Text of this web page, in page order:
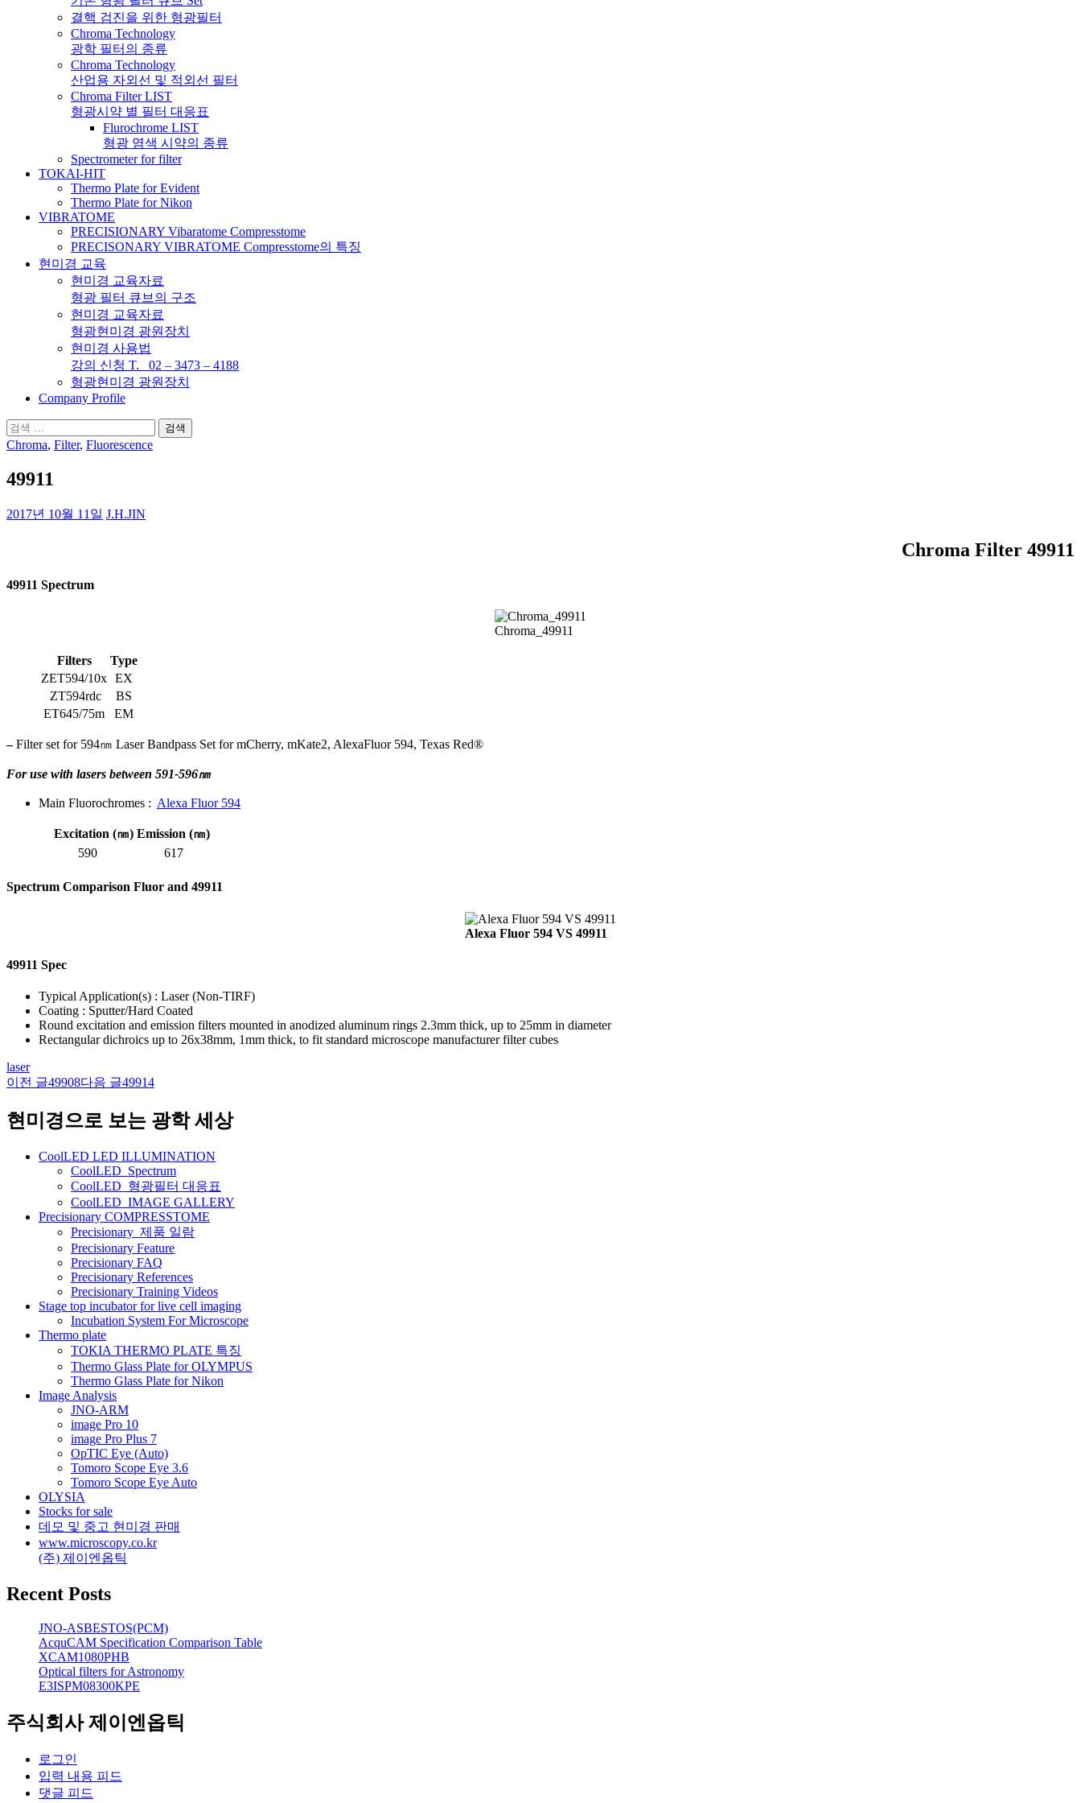
결핵 검진을 위한 형광필터
Chroma Technology
광학 필터의 종류
Chroma Technology
산업용 자외선 및 적외선 필터
Chroma Filter LIST
형광시약 별 필터 대응표
Flurochrome LIST
형광 염색 시약의 종류
Spectrometer for filter
TOKAI-HIT
Thermo Plate for Evident
Thermo Plate for Nikon
VIBRATOME
PRECISIONARY Vibaratome Compresstome
PRECISONARY VIBRATOME Compresstome의 특징
현미경 교육
현미경 교육자료
형광 필터 큐브의 구조
현미경 교육자료
형광현미경 광원장치
현미경 사용법
강의 신청 T. 02 – 3473 – 4188
형광현미경 광원장치
Company Profile
검
색:
Chroma, Filter, Fluorescence
49911
2017년 10월 11일 J.H.JIN
Chroma Filter 49911
49911 Spectrum
Chroma_49911
Filters
Type
ZET594/10x EX
ZT594rdc
BS
ET645/75m
EM
–Filter set for 594㎚ Laser Bandpass Set for mCherry, mKate2, AlexaFluor 594, Texas Red®
For use with lasers between 591-596㎚
Main Fluorochromes : Alexa Fluor 594
Excitation (㎚) Emission (㎚)
590
617
Spectrum Comparison Fluor and 49911
Alexa Fluor 594 VS 49911
49911 Spec
Typical Application(s) : Laser (Non-TIRF)
Coating : Sputter/Hard Coated
Round excitation and emission filters mounted in anodized aluminum rings 2.3mm thick, up to 25mm in diameter
Rectangular dichroics up to 26x38mm, 1mm thick, to fit standard microscope manufacturer filter cubes
laser
글
네
이전 글49908다음 글49914
현미경으로 보는 광학 세상
CoolLED LED ILLUMINATION
CoolLED_Spectrum
CoolLED_형광필터 대응표
CoolLED_IMAGE GALLERY
Precisionary COMPRESSTOME
Precisionary_제품 일람
Precisionary Feature
Precisionary FAQ
Precisionary References
Precisionary Training Videos
Stage top incubator for live cell imaging
Incubation System For Microscope
Thermo plate
TOKIA THERMO PLATE 특징
Thermo Glass Plate for OLYMPUS
Thermo Glass Plate for Nikon
Image Analysis
JNO-ARM
image Pro 10
image Pro Plus 7
OpTIC Eye (Auto)
Tomoro Scope Eye 3.6
Tomoro Scope Eye Auto
OLYSIA
Stocks for sale
데모 및 중고 현미경 판매
www.microscopy.co.kr
(주) 제이엔옵틱
Recent Posts
JNO-ASBESTOS(PCM)
AcquCAM Specification Comparison Table
XCAM1080PHB
Optical filters for Astronomy
E3ISPM08300KPE
주식회사 제이엔옵틱
로그인
입력 내용 피드
댓글 피드